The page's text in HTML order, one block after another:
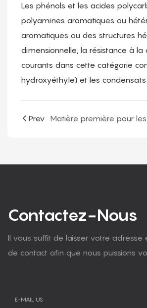
Les phénols et les acides
polyamines aromatiques ou
aromatiques ou des structures
dimensionnelle, la résistance à
courants dans cette catégorie
hydroxyéthyle) et les
Prev
Contactez-Nous
Il vous suffit de laisser votre
de contact afin que nous puissions
E-MAIL US